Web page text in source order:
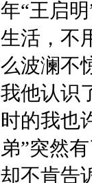
“王启
活，不
波澜不
他认识
的我也
”突然
不肯告